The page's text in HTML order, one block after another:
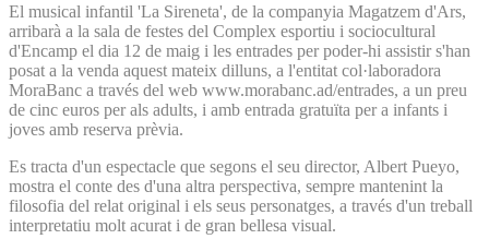
El musical infantil 'La Sireneta', de la companyia Magatzem d'Ars,
arribarà a la sala de festes del Complex esportiu i sociocultural
d'Encamp el dia 12 de maig i les entrades per poder-hi assistir s'han
posat a la venda aquest mateix dilluns, a l'entitat col·laboradora
MoraBanc a través del web www.morabanc.ad/entrades, a un preu
de cinc euros per als adults, i amb entrada gratuïta per a infants i
joves amb reserva prèvia.
Es tracta d'un espectacle que segons el seu director, Albert Pueyo,
mostra el conte des d'una altra perspectiva, sempre mantenint la
filosofia del relat original i els seus personatges, a través d'un treball
interpretatiu molt acurat i de gran bellesa visual.